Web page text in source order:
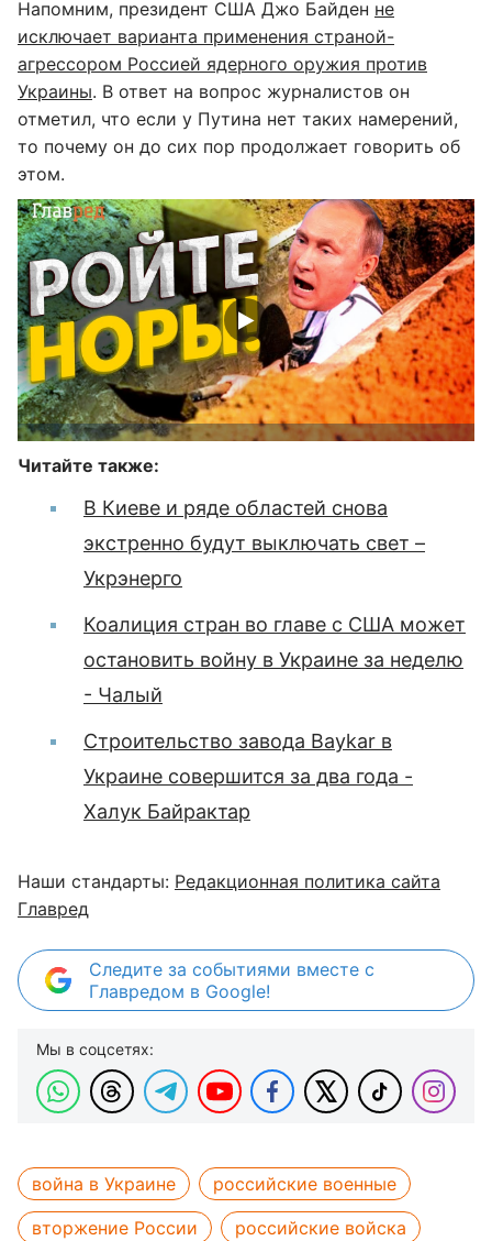
Напомним, президент США Джо Байден не
исключает варианта применения страной-
агрессором Россией ядерного оружия против
Украины. В ответ на вопрос журналистов он
отметил, что если у Путина нет таких намерений,
то почему он до сих пор продолжает говорить об
этом.
Читайте также:
В Киеве и ряде областей снова
экстренно будут выключать свет –
Укрэнерго
Коалиция стран во главе с США может
остановить войну в Украине за неделю
- Чалый
Строительство завода Baykar в
Украине совершится за два года -
Халук Байрактар
Наши стандарты: Редакционная политика сайта
Главред
Следите за событиями вместе с
Главредом в Google!
Мы в соцсетях:
война в Украине
российские военные
вторжение России
российские войска